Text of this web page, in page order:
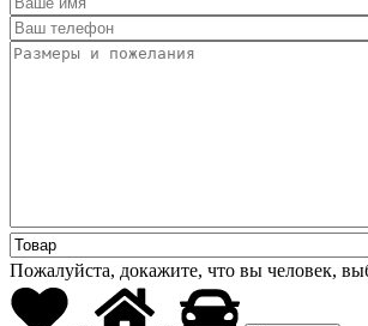
Пожалуйста, докажите, что вы человек,